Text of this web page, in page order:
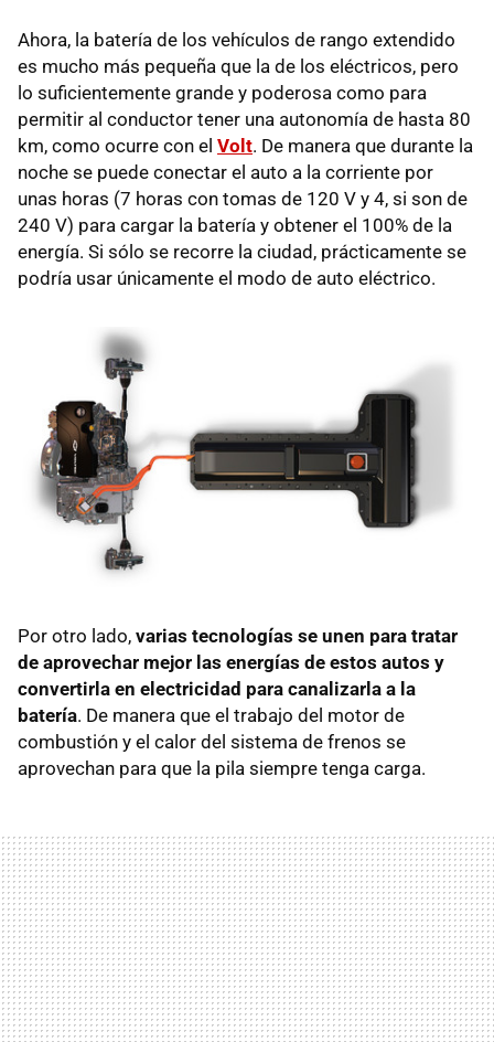
Ahora, la batería de los vehículos de rango extendido
es mucho más pequeña que la de los eléctricos, pero
lo suficientemente grande y poderosa como para
permitir al conductor tener una autonomía de hasta 80
km, como ocurre con el Volt. De manera que durante la
noche se puede conectar el auto a la corriente por
unas horas (7 horas con tomas de 120 V y 4, si son de
240 V) para cargar la batería y obtener el 100% de la
energía. Si sólo se recorre la ciudad, prácticamente se
podría usar únicamente el modo de auto eléctrico.
Por otro lado, varias tecnologías se unen para tratar
de aprovechar mejor las energías de estos autos y
convertirla en electricidad para canalizarla a la
batería. De manera que el trabajo del motor de
combustión y el calor del sistema de frenos se
aprovechan para que la pila siempre tenga carga.